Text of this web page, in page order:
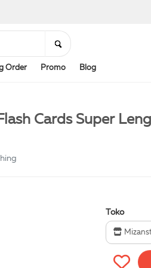
Order Promo Blog
Cards Super
Toko